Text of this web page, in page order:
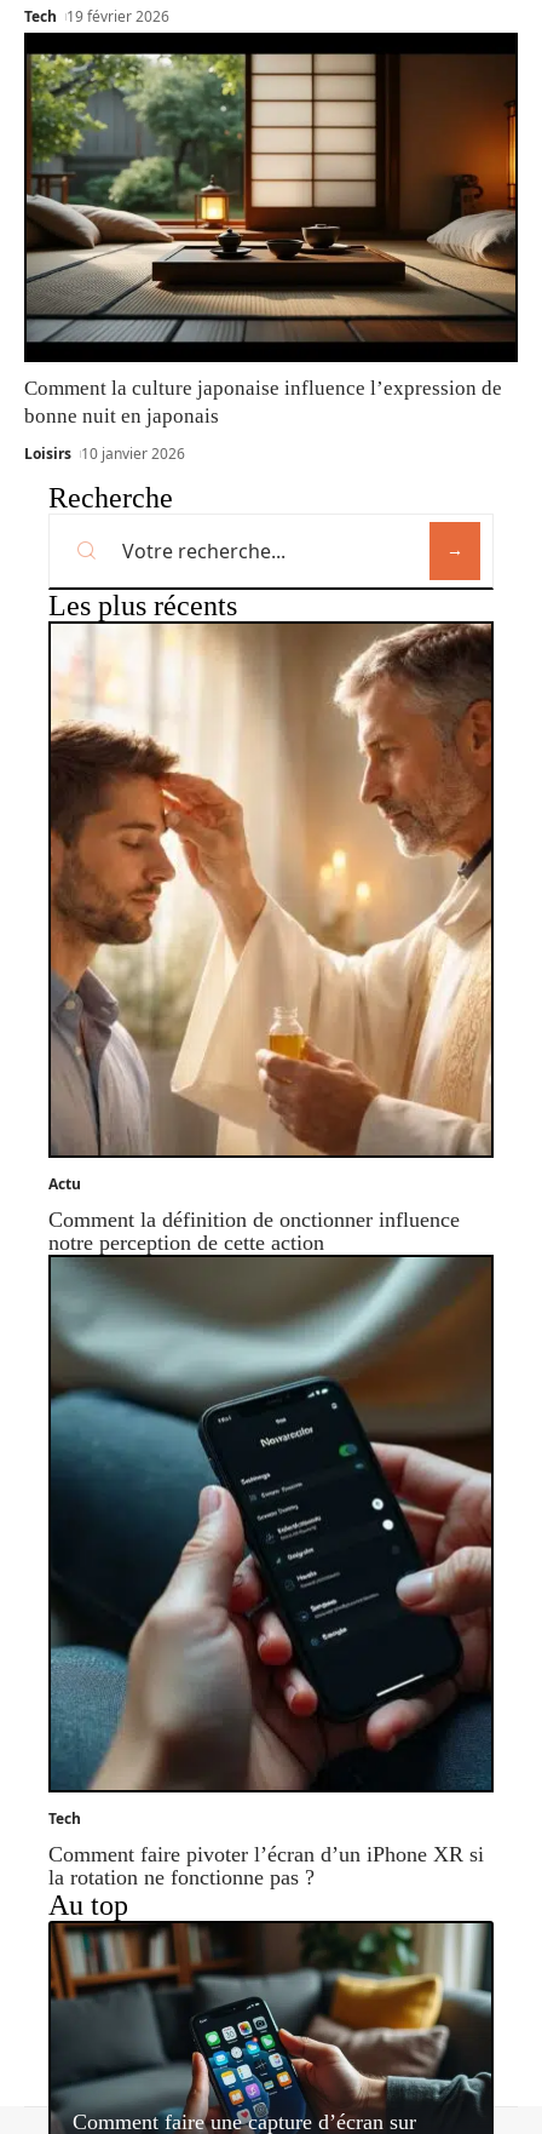
Tech 19 février 2026
Comment la culture japonaise influence l’expression de
bonne nuit en japonais
Loisirs 10 janvier 2026
Recherche
Les plus récents
Actu
Comment la définition de onctionner influence
notre perception de cette action
Tech
Comment faire pivoter l’écran d’un iPhone XR si
la rotation ne fonctionne pas ?
Au top
Comment faire une capture d’écran sur